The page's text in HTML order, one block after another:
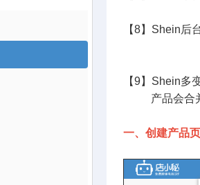
【8】Shein后
【9】Shein多
产品会合并
一、创建产品